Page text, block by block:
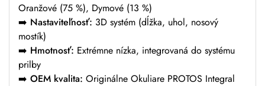
Oranžové (75 %), Dymové (13 %)
➡️ Nastaviteľnosť: 3D systém (dĺžka, uhol, nosový
mostík)
➡️ Hmotnosť: Extrémne nízka, integrovaná do systému
prilby
➡️ OEM kvalita: Originálne Okuliare PROTOS Integral